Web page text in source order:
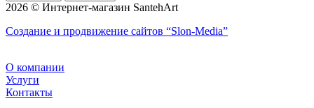
2026 © Интернет-магазин SantehArt
Создание и продвижение сайтов “Slon-Media”
О компании
Услуги
Контакты